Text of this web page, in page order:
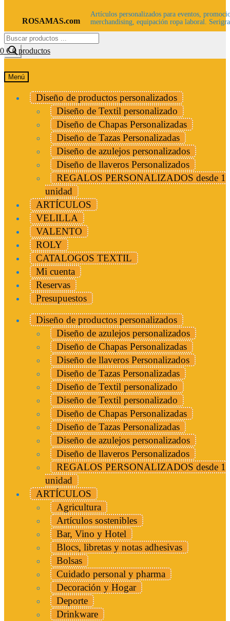
ROSAMAS.com
Artículos personalizados para eventos,
merchandising, equipación ropa laboral.
Búsqueda
de
€ 0 productos
Menú
Diseño de productos personalizados
Diseño de Textil personalizado
Diseño de Chapas Personalizadas
Diseño de Tazas Personalizadas
Diseño de azulejos personalizados
Diseño de llaveros Personalizados
REGALOS PERSONALIZADOS desde 1
unidad
ARTÍCULOS
VELILLA
VALENTO
ROLY
CATALOGOS TEXTIL
Mi cuenta
Reservas
Presupuestos
Diseño de productos personalizados
Diseño de azulejos personalizados
Diseño de Chapas Personalizadas
Diseño de llaveros Personalizados
Diseño de Tazas Personalizadas
Diseño de Textil personalizado
Diseño de Textil personalizado
Diseño de Chapas Personalizadas
Diseño de Tazas Personalizadas
Diseño de azulejos personalizados
Diseño de llaveros Personalizados
REGALOS PERSONALIZADOS desde 1
unidad
ARTÍCULOS
Agricultura
Artículos sostenibles
Bar, Vino y Hotel
Blocs, libretas y notas adhesivas
Bolsas
Cuidado personal y pharma
Decoración y Hogar
Deporte
Drinkware